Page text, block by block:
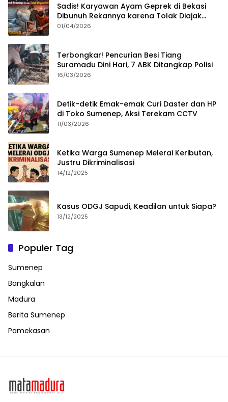
Sadis! Karyawan Ayam Geprek di Bekasi
Dibunuh Rekannya karena Tolak Diajak
Merampok Majikan
01/04/2026
Terbongkar! Pencurian Besi Tiang
Suramadu Dini Hari, 7 ABK Ditangkap Polisi
16/03/2026
Detik-detik Emak-emak Curi Daster dan HP
di Toko Sumenep, Aksi Terekam CCTV
11/03/2026
Ketika Warga Sumenep Melerai Keributan,
Justru Dikriminalisasi
14/12/2025
Kasus ODGJ Sapudi, Keadilan untuk Siapa?
13/12/2025
Populer Tag
Sumenep
Bangkalan
Madura
Berita Sumenep
Pamekasan